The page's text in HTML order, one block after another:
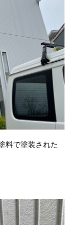
料で塗装された